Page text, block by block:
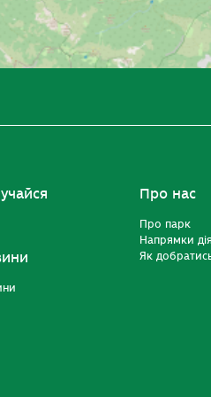
Про нас
Про парк
Напрямки
Як